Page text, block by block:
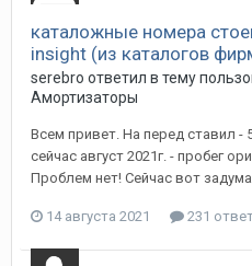
каталожные номера
insight (из каталогов
serebro ответил в тему
Амортизаторы
Всем привет. На перед ставил -
сейчас август 2021г. - пробег
Проблем нет! Сейчас вот
14 августа 2021 231